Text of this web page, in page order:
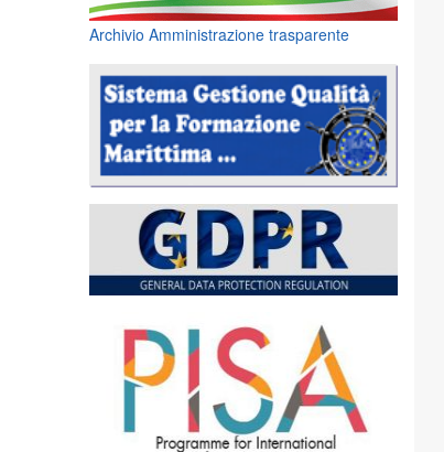
Archivio Amministrazione trasparente